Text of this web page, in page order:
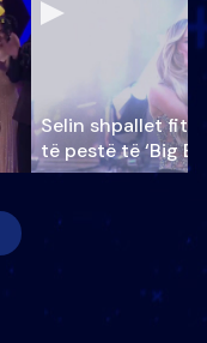
Selin shpallet
të pestë të ‘Big